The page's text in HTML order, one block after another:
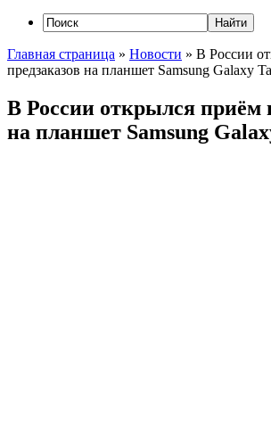
Главная страница » Новости » В России
предзаказов на планшет Samsung Galaxy
В России открылся приём
на планшет Samsung